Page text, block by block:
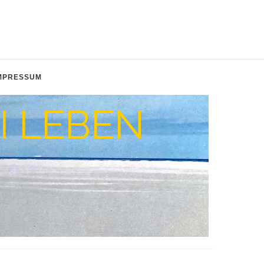
LEBEN